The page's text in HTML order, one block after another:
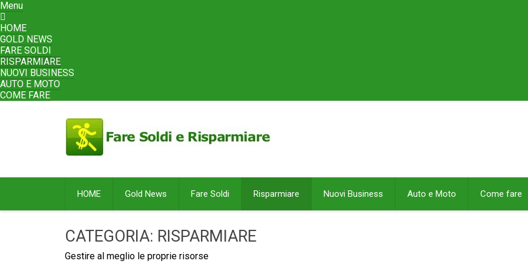
Skip
to
content
Menu
HOME
GOLD NEWS
FARE SOLDI
RISPARMIARE
NUOVI BUSINESS
AUTO E MOTO
COME FARE
HOME Gold News Fare Soldi Risparmiare Nuovi Business Auto e Moto Come fare
CATEGORIA: RISPARMIARE
Gestire al meglio le proprie risorse